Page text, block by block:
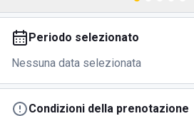
Periodo selezionato
Nessuna data selezionata
Condizioni della prenotazione